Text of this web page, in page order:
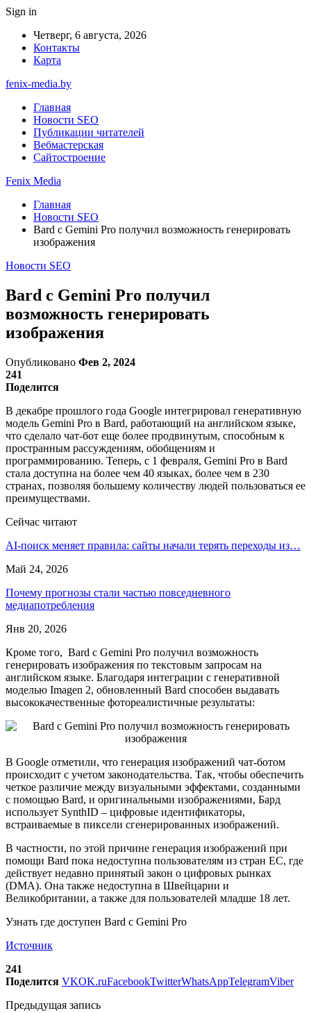
Sign in
Четверг, 6 августа, 2026
Контакты
Карта
fenix-media.by
Главная
Новости SEO
Публикации читателей
Вебмастерская
Сайтостроение
Fenix Media
Главная
Новости SEO
Bard с Gemini Pro получил возможность генерировать
изображения
Новости SEO
Bard с Gemini Pro получил
возможность генерировать
изображения
Опубликовано Фев 2, 2024
241
Поделится
В декабре прошлого года Google интегрировал генеративную
модель Gemini Pro в Bard, работающий на английском языке,
что сделало чат-бот еще более продвинутым, способным к
пространным рассуждениям, обобщениям и
программированию. Теперь, с 1 февраля, Gemini Pro в Bard
стала доступна на более чем 40 языках, более чем в 230
странах, позволяя большему количеству людей пользоваться ее
преимуществами.
Сейчас читают
AI-поиск меняет правила: сайты начали терять переходы из…
Май 24, 2026
Почему прогнозы стали частью повседневного
медиапотребления
Янв 20, 2026
Кроме того, Bard с Gemini Pro получил возможность
генерировать изображения по текстовым запросам на
английском языке. Благодаря интеграции с генеративной
моделью Imagen 2, обновленный Bard способен выдавать
высококачественные фотореалистичные результаты:
В Google отметили, что генерация изображений чат-ботом
происходит с учетом законодательства. Так, чтобы обеспечить
четкое различие между визуальными эффектами, созданными
с помощью Bard, и оригинальными изображениями, Бард
использует SynthID – цифровые идентификаторы,
встраиваемые в пиксели сгенерированных изображений.
В частности, по этой причине генерация изображений при
помощи Bard пока недоступна пользователям из стран EC, где
действует недавно принятый закон о цифровых рынках
(DMA). Она также недоступна в Швейцарии и
Великобритании, а также для пользователей младше 18 лет.
Узнать где доступен Bard с Gemini Pro
Источник
241
Поделится VKOK.ruFacebookTwitterWhatsAppTelegramViber
Предыдущая запись